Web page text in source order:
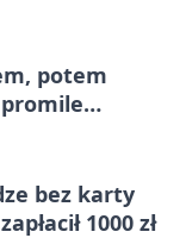
potem
promile
bez karty
1000 zł